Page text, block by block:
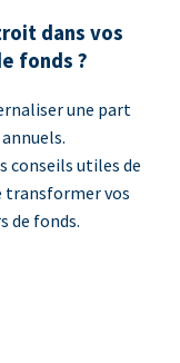
dans vos
fonds ?
une part
conseils utiles de
transformer vos
de fonds.